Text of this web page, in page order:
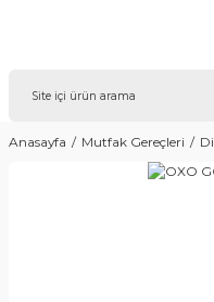
Anasayfa Mutfak Gereçleri